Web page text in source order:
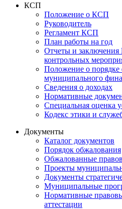
КСП
Положение о КСП
Руководитель
Регламент КСП
План работы на год
Отчеты и
контрольных
Положение о порядке
муниципального
Сведения о доходах
Нормативные
Специальная оценка
Кодекс этики и
Документы
Каталог документов
Порядок обжалования
Обжалованные
Проекты
Документы
Муниципальные
Нормативные
аттестации